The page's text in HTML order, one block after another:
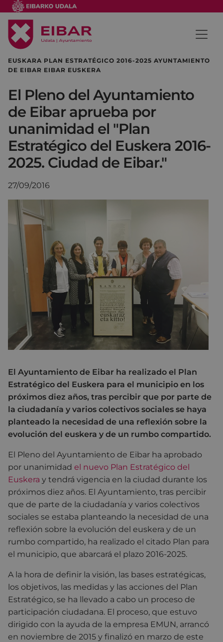
EUSKARA PLAN ESTRATÉGICO 2016-2025 AYUNTAMIENTO
DE EIBAR EIBAR EUSKERA
El Pleno del Ayuntamiento
de Eibar aprueba por
unanimidad el "Plan
Estratégico del Euskera 2016-
2025. Ciudad de Eibar."
27/09/2016
El Ayuntamiento de Eibar ha realizado el Plan
Estratégico del Euskera para el municipio en los
próximos diez años, tras percibir que por parte de
la ciudadanía y varios colectivos sociales se haya
planteado la necesidad de una reflexión sobre la
evolución del euskera y de un rumbo compartido.
El Pleno del Ayuntamiento de Eibar ha aprobado
por unanimidad el nuevo Plan Estratégico del
Euskera y tendrá vigencia en la ciudad durante los
próximos diez años. El Ayuntamiento, tras percibir
que de parte de la ciudadanía y varios colectivos
sociales se estaba planteando la necesidad de una
reflexión sobre la evolución del euskera y de un
rumbo compartido, ha realizado el citado Plan para
el municipio, que abarcará el plazo 2016-2025.
A la hora de definir la visión, las bases estratégicas,
los objetivos, las medidas y las acciones del Plan
Estratégico, se ha llevado a cabo un proceso de
participación ciudadana. El proceso, que estuvo
dirigido con la ayuda de la empresa EMUN, arrancó
en noviembre de 2015 y finalizó en marzo de este